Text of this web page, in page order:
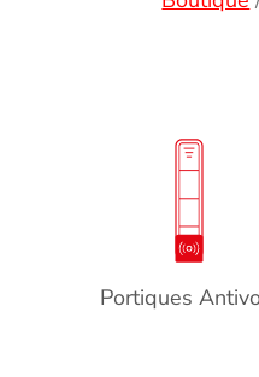
Portiques